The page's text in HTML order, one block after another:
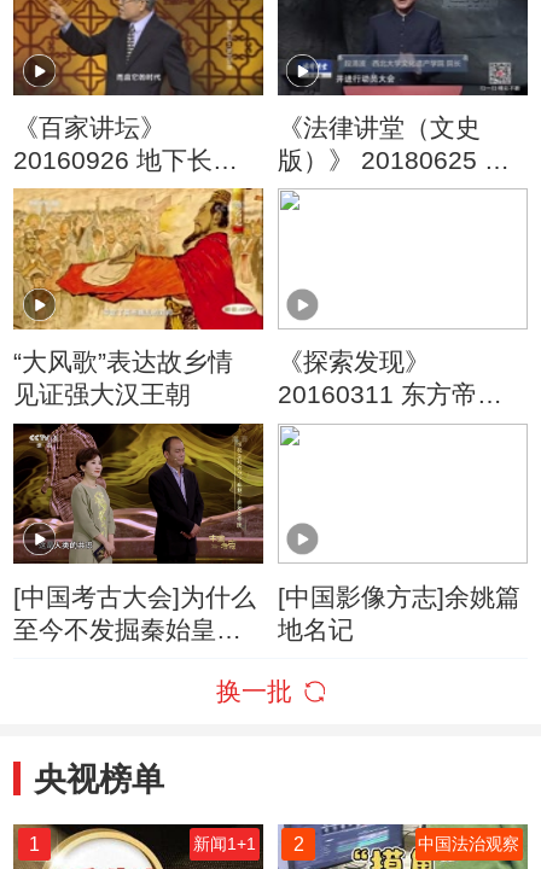
《百家讲坛》
20160926 地下长安2
绝世军团
《法律讲堂（文史
版）》 20180625 秦
陵 尘封的帝国 第九集
“大风歌”表达故乡情
见证强大汉王朝
《探索发现》
20160311 东方帝王
谷（七）千古一帝
[中国考古大会]为什么
至今不发掘秦始皇帝
[中国影像方志]余姚篇
地名记
换一批
央视榜单
1 新闻1+1 2 中国法治观察